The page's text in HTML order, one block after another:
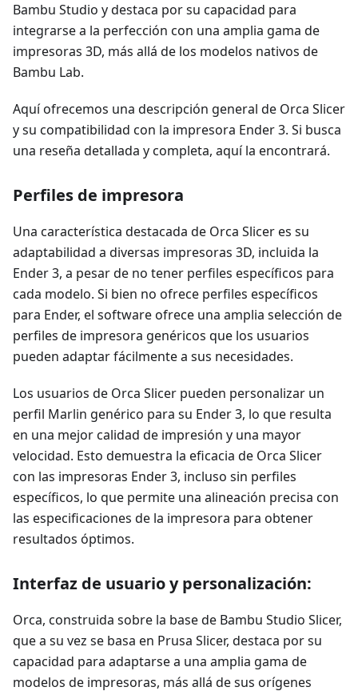
Bambu Studio y destaca por su capacidad para
integrarse a la perfección con una amplia gama de
impresoras 3D, más allá de los modelos nativos de
Bambu Lab.
Aquí ofrecemos una descripción general de Orca Slicer
y su compatibilidad con la impresora Ender 3. Si busca
una reseña detallada y completa, aquí la encontrará.
Perfiles de impresora
Una característica destacada de Orca Slicer es su
adaptabilidad a diversas impresoras 3D, incluida la
Ender 3, a pesar de no tener perfiles específicos para
cada modelo. Si bien no ofrece perfiles específicos
para Ender, el software ofrece una amplia selección de
perfiles de impresora genéricos que los usuarios
pueden adaptar fácilmente a sus necesidades.
Los usuarios de Orca Slicer pueden personalizar un
perfil Marlin genérico para su Ender 3, lo que resulta
en una mejor calidad de impresión y una mayor
velocidad. Esto demuestra la eficacia de Orca Slicer
con las impresoras Ender 3, incluso sin perfiles
específicos, lo que permite una alineación precisa con
las especificaciones de la impresora para obtener
resultados óptimos.
Interfaz de usuario y personalización:
Orca, construida sobre la base de Bambu Studio Slicer,
que a su vez se basa en Prusa Slicer, destaca por su
capacidad para adaptarse a una amplia gama de
modelos de impresoras, más allá de sus orígenes